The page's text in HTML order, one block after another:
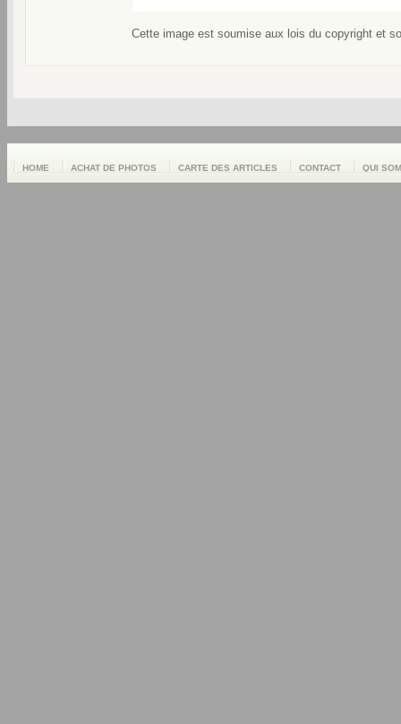
Cette image est soumise aux lois du copyright et
HOME ACHAT DE PHOTOS CARTE DES ARTICLES CONTACT QUI